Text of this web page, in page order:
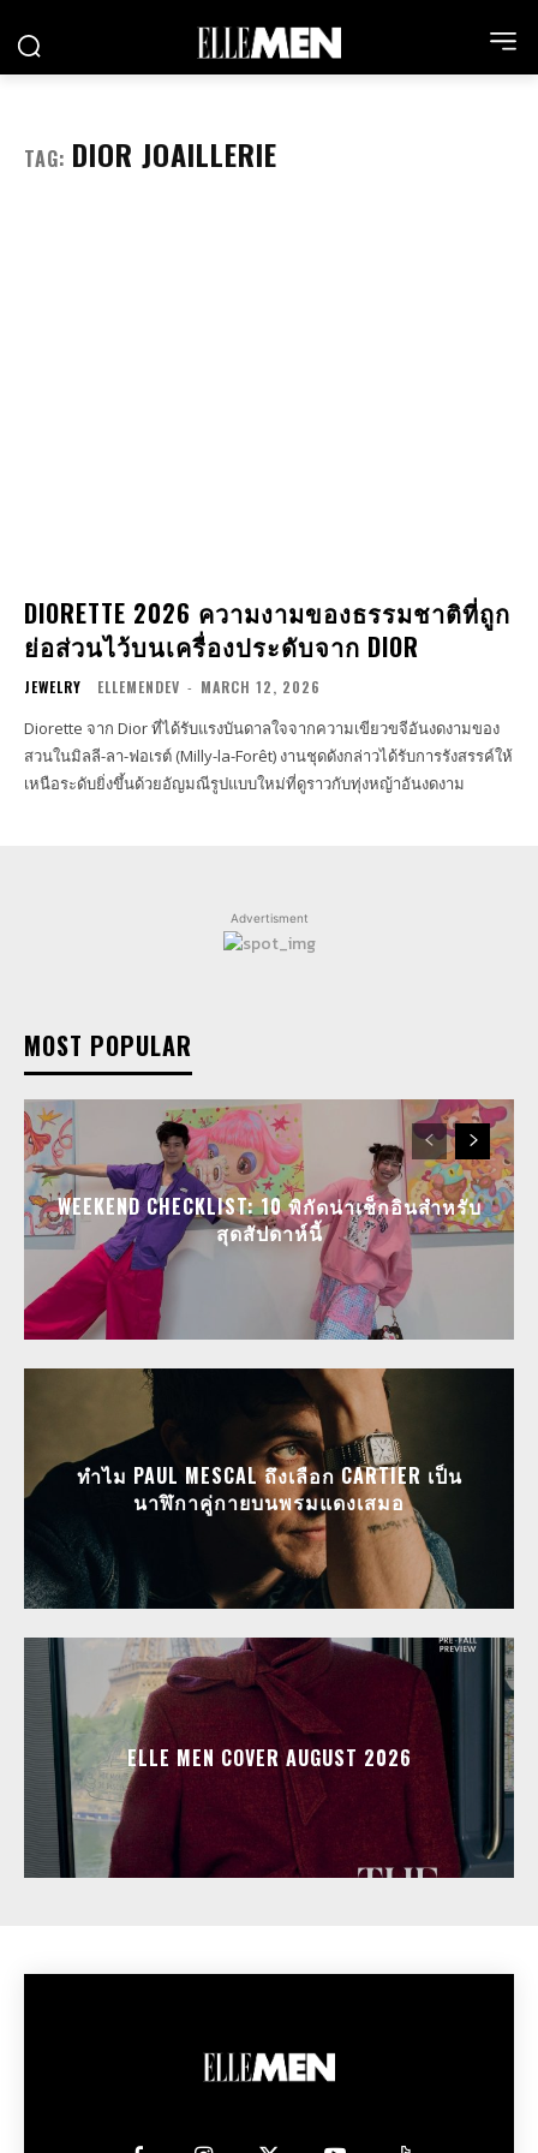
TAG: DIOR JOAILLERIE
DIORETTE 2026 ความงามของธรรมชาติที่ถูก
ย่อส่วนไว้บนเครื่องประดับจาก DIOR
JEWELRY ELLEMENDEV - MARCH 12, 2026
Diorette จาก Dior ที่ได้รับแรงบันดาลใจจากความเขียวขจีอันงดงามของ
สวนในมิลลี-ลา-ฟอเรต์ (Milly-la-Forêt) งานชุดดังกล่าวได้รับการรังสรรค์ให้
เหนือระดับยิ่งขึ้นด้วยอัญมณีรูปแบบใหม่ที่ดูราวกับทุ่งหญ้าอันงดงาม
Advertisment
MOST POPULAR
WEEKEND CHECKLIST: 10 พิกัดน่าเช็กอินสำหรับ
สุดสัปดาห์นี้
ทำไม PAUL MESCAL ถึงเลือก CARTIER เป็น
นาฬิกาคู่กายบนพรมแดงเสมอ
ELLE MEN COVER AUGUST 2026